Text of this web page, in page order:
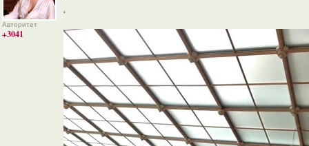
Авторитет
+3041
‘